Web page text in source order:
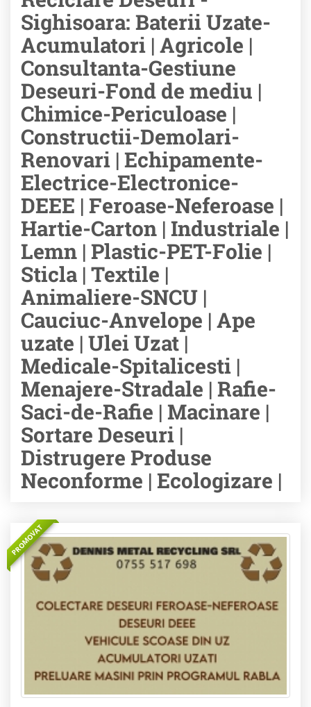
Sighisoara: Baterii Uzate-
Acumulatori | Agricole |
Consultanta-Gestiune
Deseuri-Fond de mediu |
Chimice-Periculoase |
Constructii-Demolari-
Renovari | Echipamente-
Electrice-Electronice-
DEEE | Feroase-Neferoase |
Hartie-Carton | Industriale |
Lemn | Plastic-PET-Folie |
Sticla | Textile |
Animaliere-SNCU |
Cauciuc-Anvelope | Ape
uzate | Ulei Uzat |
Medicale-Spitalicesti |
Menajere-Stradale | Rafie-
Saci-de-Rafie | Macinare |
Sortare Deseuri |
Distrugere Produse
Neconforme | Ecologizare |
PROMOVAT